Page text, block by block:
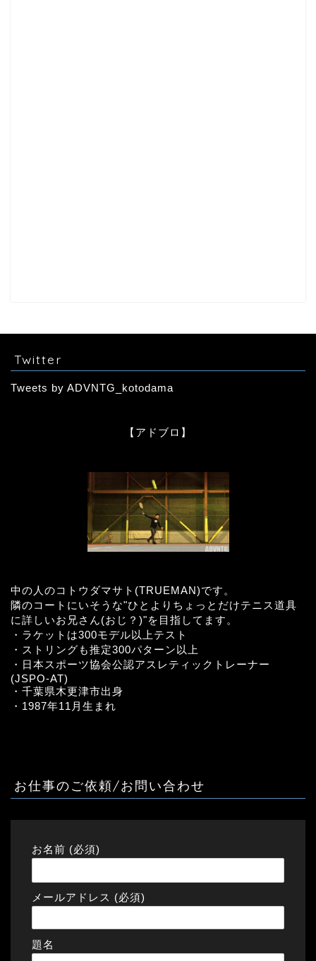
Twitter
Tweets by ADVNTG_kotodama
【アドブロ】
中の人のコトウダマサト(TRUEMAN)です。
隣のコートにいそうな"ひとよりちょっとだけテニス道具
に詳しいお兄さん(おじ？)"を目指してます。
・ラケットは300モデル以上テスト
・ストリングも推定300パターン以上
・日本スポーツ協会公認アスレティックトレーナー
(JSPO-AT)
・千葉県木更津市出身
・1987年11月生まれ
お仕事のご依頼/お問い合わせ
お名前 (必須)
メールアドレス (必須)
題名